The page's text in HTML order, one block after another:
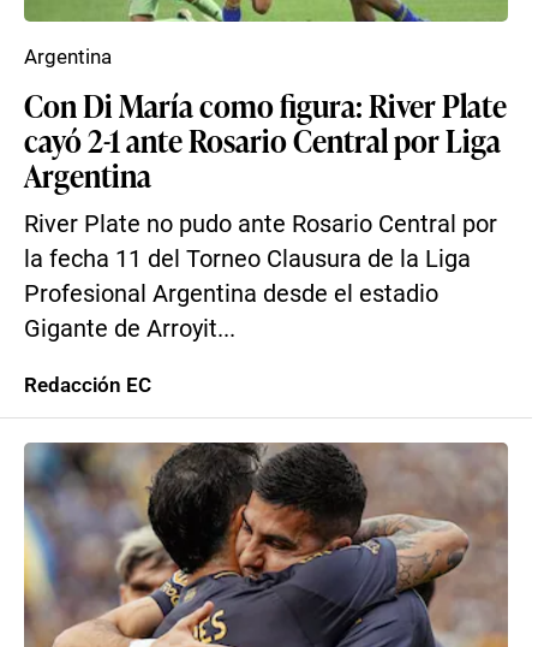
Con Di María como figura: River Plate
cayó 2-1 ante Rosario Central por Liga
Argentina
River Plate no pudo ante Rosario Central por
la fecha 11 del Torneo Clausura de la Liga
Profesional Argentina desde el estadio
Gigante de Arroyit...
Argentina
Redacción EC